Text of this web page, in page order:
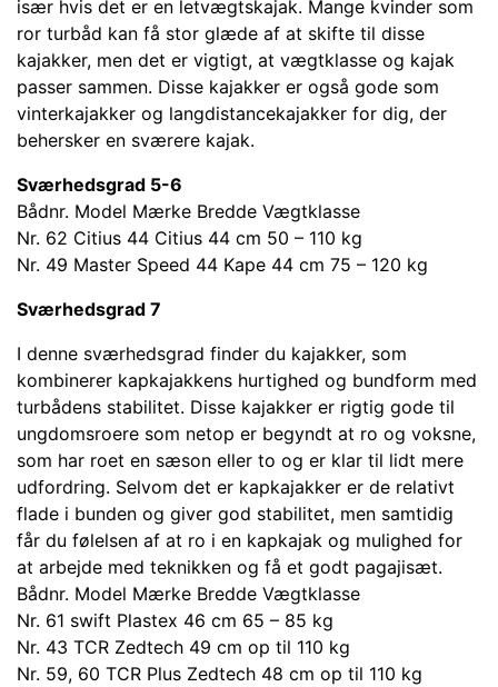
især hvis det er en letvægtskajak. Mange kvinder som
ror turbåd kan få stor glæde af at skifte til disse
kajakker, men det er vigtigt, at vægtklasse og kajak
passer sammen. Disse kajakker er også gode som
vinterkajakker og langdistancekajakker for dig, der
behersker en sværere kajak.
Sværhedsgrad 5-6
Bådnr. Model Mærke Bredde Vægtklasse
Nr. 62 Citius 44 Citius 44 cm 50 – 110 kg
Nr. 49 Master Speed 44 Kape 44 cm 75 – 120 kg
Sværhedsgrad 7
I denne sværhedsgrad finder du kajakker, som
kombinerer kapkajakkens hurtighed og bundform med
turbådens stabilitet. Disse kajakker er rigtig gode til
ungdomsroere som netop er begyndt at ro og voksne,
som har roet en sæson eller to og er klar til lidt mere
udfordring. Selvom det er kapkajakker er de relativt
flade i bunden og giver god stabilitet, men samtidig
får du følelsen af at ro i en kapkajak og mulighed for
at arbejde med teknikken og få et godt pagajisæt.
Bådnr. Model Mærke Bredde Vægtklasse
Nr. 61 swift Plastex 46 cm 65 – 85 kg
Nr. 43 TCR Zedtech 49 cm op til 110 kg
Nr. 59, 60 TCR Plus Zedtech 48 cm op til 110 kg